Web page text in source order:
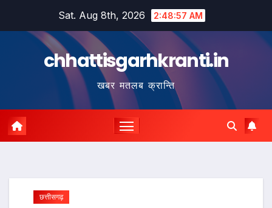
Sat. Aug 8th, 2026 2:48:58 AM
chhattisgarhkranti.in
खबर मतलब क्रान्ति
छत्तीसगढ़